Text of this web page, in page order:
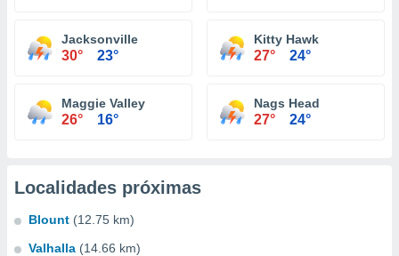
Jacksonville
30° 23°
Kitty Hawk
27° 24°
Maggie Valley
26° 16°
Nags Head
27° 24°
Localidades próximas
Blount (12.75 km)
Valhalla (14.66 km)